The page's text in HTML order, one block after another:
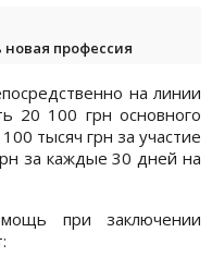
профессия
на линии
20 100 грн основного
тысяч грн за участие
за каждые 30 дней на
при заключении